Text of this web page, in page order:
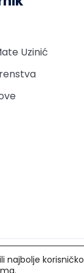
Uzinić
.